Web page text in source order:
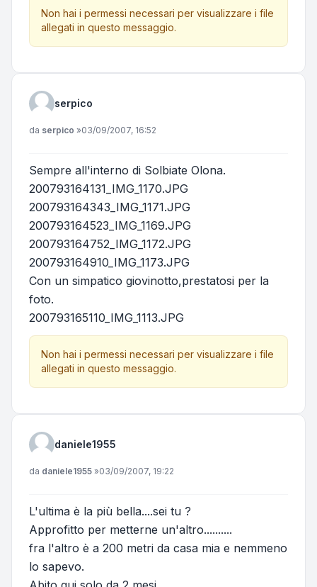
Non hai i permessi necessari per visualizzare i file
allegati in questo messaggio.
serpico
Messaggio
da serpico »03/09/2007, 16:52
Sempre all'interno di Solbiate Olona.
200793164131_IMG_1170.JPG
200793164343_IMG_1171.JPG
200793164523_IMG_1169.JPG
200793164752_IMG_1172.JPG
200793164910_IMG_1173.JPG
Con un simpatico giovinotto,prestatosi per la
foto.
200793165110_IMG_1113.JPG
Non hai i permessi necessari per visualizzare i file
allegati in questo messaggio.
daniele1955
Messaggio
da daniele1955 »03/09/2007, 19:22
L'ultima è la più bella....sei tu ?
Approfitto per metterne un'altro..........
fra l'altro è a 200 metri da casa mia e nemmeno
lo sapevo.